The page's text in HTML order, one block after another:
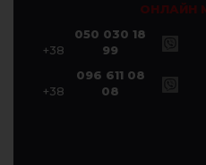
ОНЛАЙН
+38
050 030 18
99
+38
096 611 08
08